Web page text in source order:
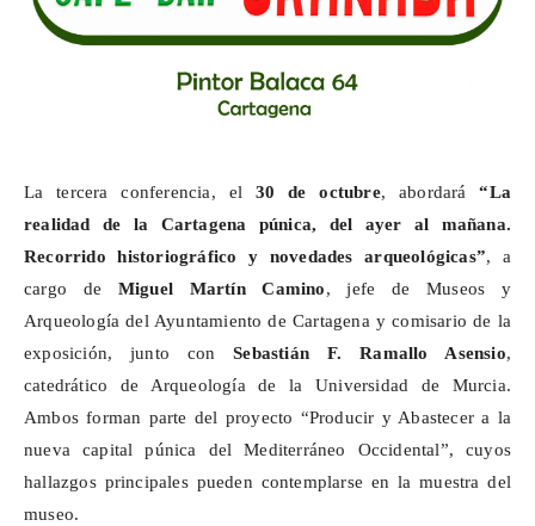
La tercera conferencia, el 30 de octubre, abordará“La
realidad de la Cartagena púnica, del ayer al mañana.
Recorrido historiográfico y novedades arqueológicas”, a
cargo de Miguel Martín Camino, jefe de Museos y
Arqueología del Ayuntamiento de Cartagena y comisario de la
exposición, junto conSebastián F. Ramallo Asensio,
catedrático de Arqueología de la Universidad de Murcia.
Ambos forman parte del proyecto “Producir y Abastecer a la
nueva capital púnica del Mediterráneo Occidental”, cuyos
hallazgos principales pueden contemplarse en la muestra del
museo.